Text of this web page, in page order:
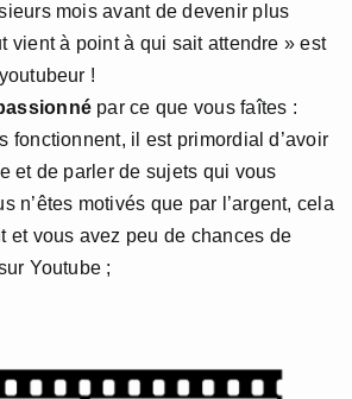
mois avant de devenir plus
vient à point à qui sait attendre » est
!
par ce que vous faîtes :
fonctionnent, il est primordial d’avoir
et de parler de sujets qui vous
n’êtes motivés que par l’argent, cela
et vous avez peu de chances de
Youtube ;